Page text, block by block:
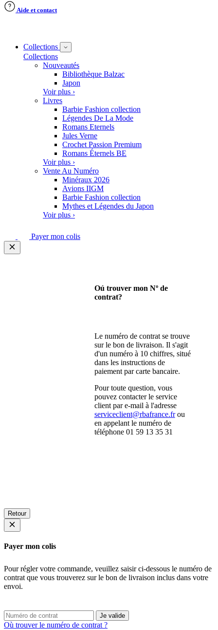
Aide et contact
Collections
Collections
Nouveautés
Bibliothèque Balzac
Japon
Voir plus ›
Livres
Barbie Fashion collection
Légendes De La Mode
Romans Eternels
Jules Verne
Crochet Passion Premium
Romans Éternels BE
Voir plus ›
Vente Au Numéro
Minéraux 2026
Avions IIGM
Barbie Fashion collection
Mythes et Légendes du Japon
Voir plus ›
Payer mon colis
Oú trouver mon Nº de
contrat?
Le numéro de contrat se trouve
sur le bon de livraison. Il s'agit
d'un numéro à 10 chiffres, situé
dans les instructions de
paiement par carte bancaire.
Pour toute question, vous
pouvez contacter le service
client par e-mail à l'adresse
serviceclient@rbafrance.frou
en appelant le numéro de
téléphone 01 59 13 35 31
Retour
Payer mon colis
Pour régler votre commande, veuillez saisir ci-dessous le numéro de
contrat que vous trouverez sur le bon de livraison inclus dans votre
envoi.
Je valide
Où trouver le numéro de contrat ?